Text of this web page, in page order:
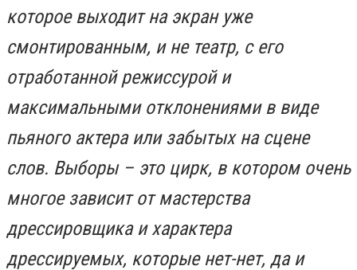
которое выходит на экран уже
смонтированным, и не театр, с его
отработанной режиссурой и
максимальными отклонениями в виде
пьяного актера или забытых на сцене
слов. Выборы – это цирк, в котором очень
многое зависит от мастерства
дрессировщика и характера
дрессируемых, которые нет-нет, да и